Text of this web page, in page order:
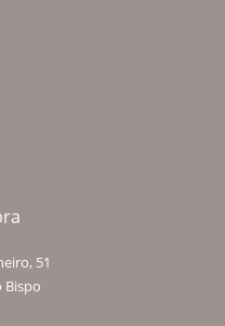
51
Bispo